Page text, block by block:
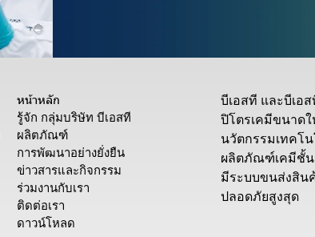
หน้าหลัก
รู้จัก กลุ่มบริษัท บีเอสที
ผลิตภัณฑ์
การพัฒนาอย่างยั่งยืน
ข่าวสารและกิจกรรม
ร่วมงานกับเรา
ติดต่อเรา
ดาวน์โหลด
บีเอสที และบีเอ
ปิโตรเคมีขนาด
นวัตกรรมเทคโ
ผลิตภัณฑ์เคมีชั้น
มีระบบขนส่งสิน
ปลอดภัยสูงสุด